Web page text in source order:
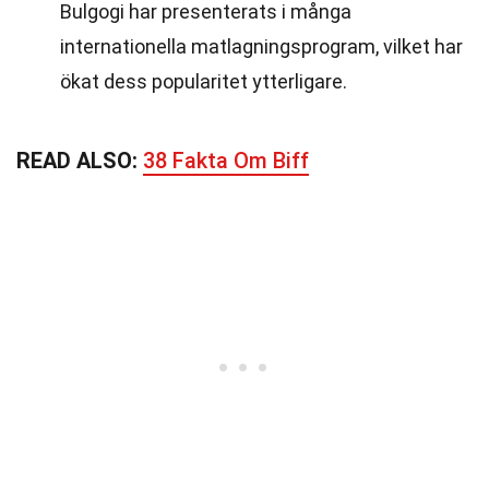
Bulgogi har presenterats i många
internationella matlagningsprogram, vilket har
ökat dess popularitet ytterligare.
READ ALSO: 38 Fakta Om Biff